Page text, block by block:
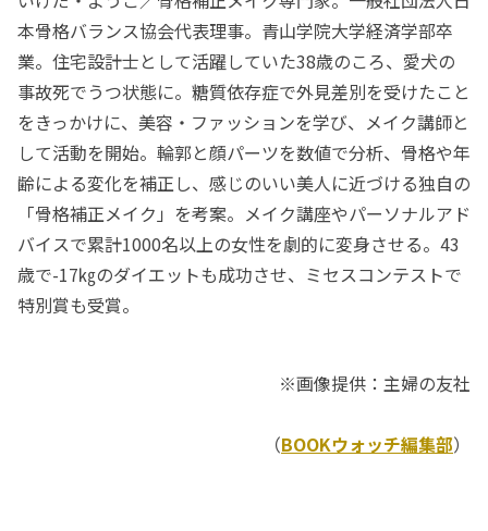
本骨格バランス協会代表理事。青山学院大学経済学部卒
業。住宅設計士として活躍していた38歳のころ、愛犬の
事故死でうつ状態に。糖質依存症で外見差別を受けたこと
をきっかけに、美容・ファッションを学び、メイク講師と
して活動を開始。輪郭と顔パーツを数値で分析、骨格や年
齢による変化を補正し、感じのいい美人に近づける独自の
「骨格補正メイク」を考案。メイク講座やパーソナルアド
バイスで累計1000名以上の女性を劇的に変身させる。43
歳で-17㎏のダイエットも成功させ、ミセスコンテストで
特別賞も受賞。
※画像提供：主婦の友社
（BOOKウォッチ編集部）